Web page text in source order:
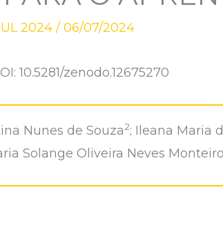
2024 /06/07/2024
10.5281/zenodo.12675270
Nunes de Souza2; Ileana Maria
Solange Oliveira Neves Monteiro